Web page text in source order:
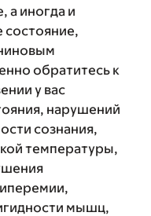
а иногда и
состояние,
обратитесь к
у вас
нарушений
сознания,
температуры,
мышц,